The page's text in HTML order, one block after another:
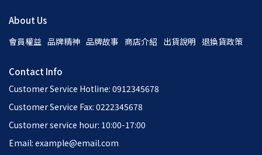
About Us
會員權益 品牌精神 品牌故事 商店介紹 出貨說明 退換貨政策
Contact Info
Customer Service Hotline: 0912345678
Customer Service Fax: 0222345678
Customer service hour: 10:00-17:00
Email: example@email.com